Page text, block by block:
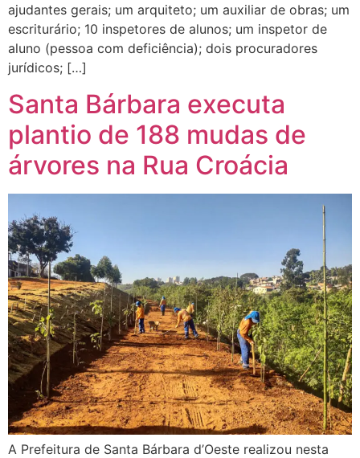
ajudantes gerais; um arquiteto; um auxiliar de obras; um
escriturário; 10 inspetores de alunos; um inspetor de
aluno (pessoa com deficiência); dois procuradores
jurídicos; […]
Santa Bárbara executa
plantio de 188 mudas de
árvores na Rua Croácia
A Prefeitura de Santa Bárbara d’Oeste realizou nesta